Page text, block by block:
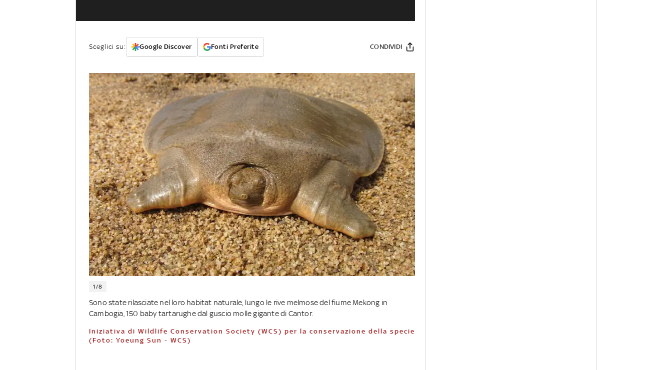
Sceglici su: Google Discover Fonti Preferite CONDIVIDI
1/8
Sono state rilasciate nel loro habitat naturale, lungo le rive melmose del fiume Mekong in
Cambogia, 150 baby tartarughe dal guscio molle gigante di Cantor.
Iniziativa di Wildlife Conservation Society (WCS) per la conservazione della specie
(Foto: Yoeung Sun - WCS)